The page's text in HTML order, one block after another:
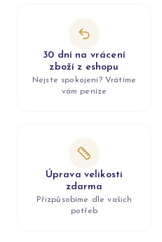
30 dní na vrácení
zboží z eshopu
Nejste spokojeni? Vrátíme
vám peníze
Úprava velikosti
zdarma
Přizpůsobíme dle vašich
potřeb